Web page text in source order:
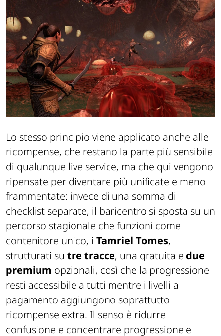
Lo stesso principio viene applicato anche alle
ricompense, che restano la parte più sensibile
di qualunque live service, ma che qui vengono
ripensate per diventare più unificate e meno
frammentate: invece di una somma di
checklist separate, il baricentro si sposta su un
percorso stagionale che funzioni come
contenitore unico, iTamriel Tomes,
strutturati sutre tracce, una gratuita edue
premiumopzionali, così che la progressione
resti accessibile a tutti mentre i livelli a
pagamento aggiungono soprattutto
ricompense extra. Il senso è ridurre